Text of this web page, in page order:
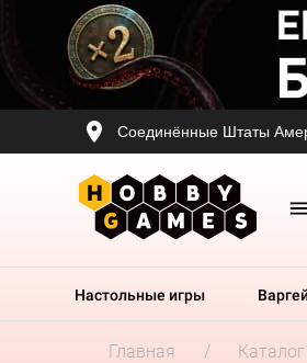
Соединённые Штаты
Настольные игры
Главная Каталог